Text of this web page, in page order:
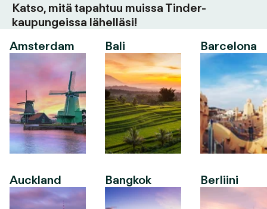
Katso, mitä tapahtuu muissa Tinder-
kaupungeissa lähelläsi!
Amsterdam
Auckland
Bali
Bangkok
Barcelona
Berliini